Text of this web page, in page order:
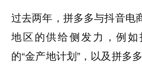
过去两年，拼多多与抖音电
地区的供给侧发力，例如
的“金产地计划”，以及拼多